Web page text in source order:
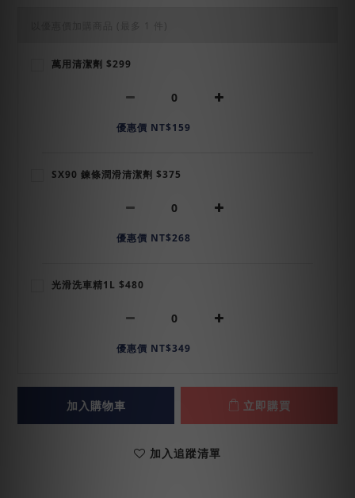
(最多 1 件)
萬用清潔劑 $299
優惠價 NT$159
SX90 鍊條潤滑清潔劑 $375
優惠價 NT$268
光滑洗車精1L $480
優惠價 NT$349
加入購物車 立即購買
加入追蹤清單